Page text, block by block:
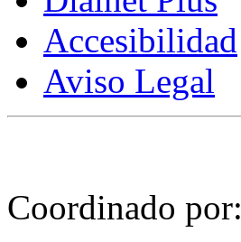
Accesibilidad
Aviso Legal
Coordinado por: